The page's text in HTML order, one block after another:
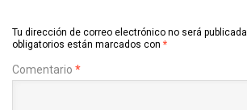
Tu dirección de correo electrónico no será publicada.
obligatorios están marcados con *
Comentario *